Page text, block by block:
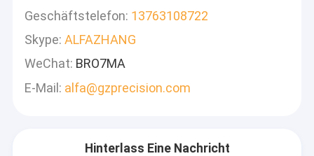
Geschäftstelefon: 13763108722
Skype: ALFAZHANG
WeChat: BRO7MA
E-Mail: alfa@gzprecision.com
Hinterlass Eine Nachricht